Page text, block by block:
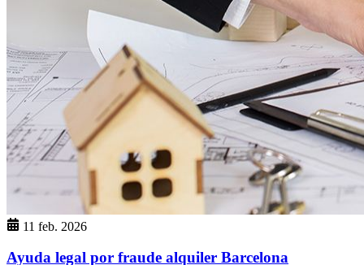
11 feb. 2026
Ayuda legal por fraude alquiler Barcelona